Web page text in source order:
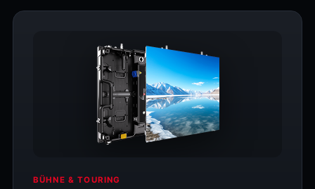
BÜHNE & TOURING